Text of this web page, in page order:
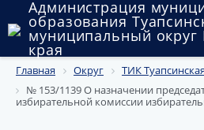
Администрация
образования
муниципальный округ
края
Округ
Администрация
Главная Округ ТИК
№ 153/1139 О назначении
избирательной комиссии